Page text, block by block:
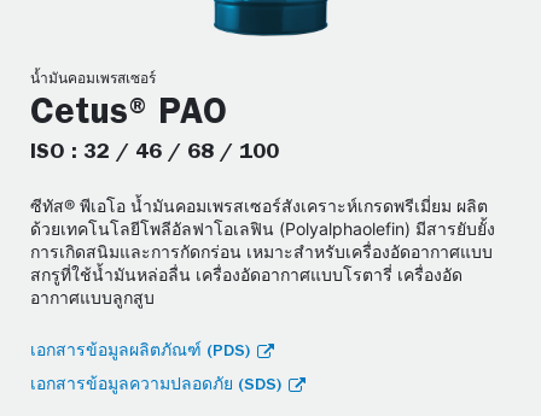
น้ำมันคอมเพรสเซอร์
Cetus® PAO
ISO : 32 / 46 / 68 / 100
ซีทัส® พีเอโอ น้ำมันคอมเพรสเซอร์สังเคราะห์เกรดพรีเมี่ยม ผลิต
ด้วยเทคโนโลยีโพลีอัลฟาโอเลฟิน (Polyalphaolefin) มีสารยับยั้ง
การเกิดสนิมและการกัดกร่อน เหมาะสำหรับเครื่องอัดอากาศแบบ
สกรูที่ใช้น้ำมันหล่อลื่น เครื่องอัดอากาศแบบโรตารี่ เครื่องอัด
อากาศแบบลูกสูบ
เอกสารข้อมูลผลิตภัณฑ์ (PDS)
เอกสารข้อมูลความปลอดภัย (SDS)